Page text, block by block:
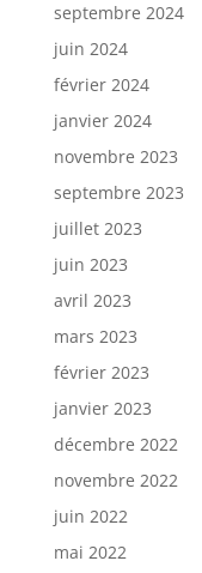
septembre 2024
juin 2024
février 2024
janvier 2024
novembre 2023
septembre 2023
juillet 2023
juin 2023
avril 2023
mars 2023
février 2023
janvier 2023
décembre 2022
novembre 2022
juin 2022
mai 2022